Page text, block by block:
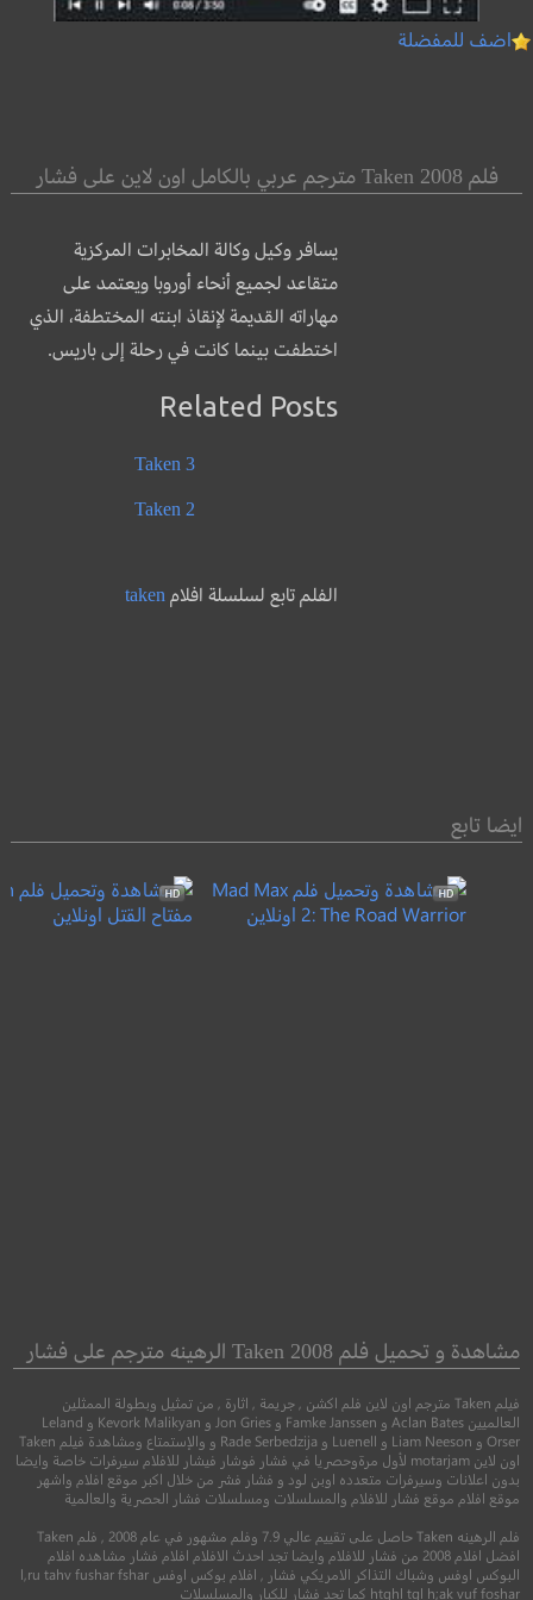
اضف للمفضلة
فلم Taken 2008 مترجم عربي بالكامل اون لاين على فشار
يسافر وكيل وكالة المخابرات المركزية
متقاعد لجميع أنحاء أوروبا ويعتمد على
مهاراته القديمة لإنقاذ ابنته المختطفة، الذي
اختطفت بينما كانت في رحلة إلى باريس.
Related Posts
Taken 3
Taken 2
الفلم تابع لسلسلة افلامtaken
ايضا تابع
اكشن●مغامرة ●اثارة
مفتاح القتل
اكشن●خيال علمي
مشاهدة و تحميل فلم Taken 2008 الرهينه مترجم على فشار
فيلم Taken مترجم اون لاين فلم اكشن , جريمة , اثارة , من تمثيل وبطولة الممثلين
العالميين Aclan Bates و Famke Janssen و Jon Gries و Kevork Malikyan و Leland
Orser و Liam Neeson و Luenell و Rade Serbedzija و والإستمتاع ومشاهدة فيلم Taken
اون لاين motarjam لأول مرةوحصريا في فشار فوشار فيشار للافلام سيرفرات خاصة وايضا
بدون اعلانات وسيرفرات متعدده اوبن لود و فشار فشر من خلال اكبر موقع افلام واشهر
موقع افلام موقع فشار للافلام والمسلسلات ومسلسلات فشار الحصرية والعالمية
فلم الرهينه Taken حاصل على تقييم عالي 7.9 وفلم مشهور في عام 2008 , فلم Taken
افضل افلام 2008 من فشار للافلام وايضا تجد احدث الافلام افلام فشار مشاهده افلام
البوكس اوفس وشباك التذاكر الامريكي فشار , افلام بوكس اوفس l,ru tahv fushar fshar
htghl tgl h;ak vuf foshar كما تجد فشار للكبار والمسلسلات